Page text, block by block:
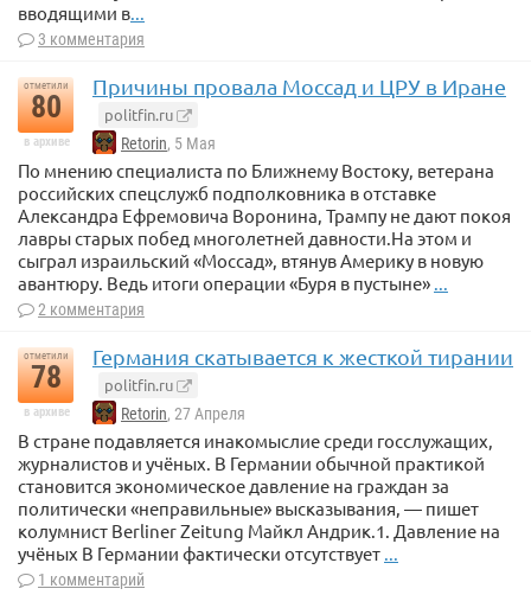
вводящими в
3 комментария
отметили
80
в архиве
Причины провала Моссад и ЦРУ в Иране
politfin.ru
Retorin, 5 Мая
По мнению специалиста по Ближнему Востоку, ветерана
российских спецслужб подполковника в отставке
Александра Ефремовича Воронина, Трампу не дают покоя
лавры старых побед многолетней давности.На этом и
сыграл израильский «Моссад», втянув Америку в новую
авантюру. Ведь итоги операции «Буря в пустыне» ...
2 комментария
отметили
78
в архиве
Германия скатывается к жесткой тирании
politfin.ru
Retorin, 27 Апреля
В стране подавляется инакомыслие среди госслужащих,
журналистов и учёных. В Германии обычной практикой
становится экономическое давление на граждан за
политически «неправильные» высказывания, — пишет
колумнист Berliner Zeitung Майкл Андрик.1. Давление на
учёных В Германии фактически отсутствует ...
1 комментарий